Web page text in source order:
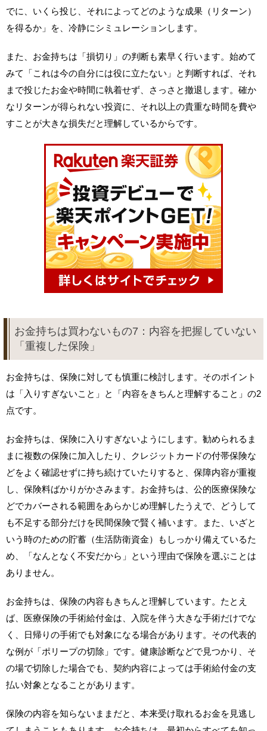
でに、いくら投じ、それによってどのような成果（リターン）
を得るか」を、冷静にシミュレーションします。
また、お金持ちは「損切り」の判断も素早く行います。始めて
みて「これは今の自分には役に立たない」と判断すれば、それ
まで投じたお金や時間に執着せず、さっさと撤退します。確か
なリターンが得られない投資に、それ以上の貴重な時間を費や
すことが大きな損失だと理解しているからです。
お金持ちは買わないもの7：内容を把握していない
「重複した保険」
お金持ちは、保険に対しても慎重に検討します。そのポイント
は「入りすぎないこと」と「内容をきちんと理解すること」の2
点です。
お金持ちは、保険に入りすぎないようにします。勧められるま
まに複数の保険に加入したり、クレジットカードの付帯保険な
どをよく確認せずに持ち続けていたりすると、保障内容が重複
し、保険料ばかりがかさみます。お金持ちは、公的医療保険な
どでカバーされる範囲をあらかじめ理解したうえで、どうして
も不足する部分だけを民間保険で賢く補います。また、いざと
いう時のための貯蓄（生活防衛資金）もしっかり備えているた
め、「なんとなく不安だから」という理由で保険を選ぶことは
ありません。
お金持ちは、保険の内容もきちんと理解しています。たとえ
ば、医療保険の手術給付金は、入院を伴う大きな手術だけでな
く、日帰りの手術でも対象になる場合があります。その代表的
な例が「ポリープの切除」です。健康診断などで見つかり、そ
の場で切除した場合でも、契約内容によっては手術給付金の支
払い対象となることがあります。
保険の内容を知らないままだと、本来受け取れるお金を見逃し